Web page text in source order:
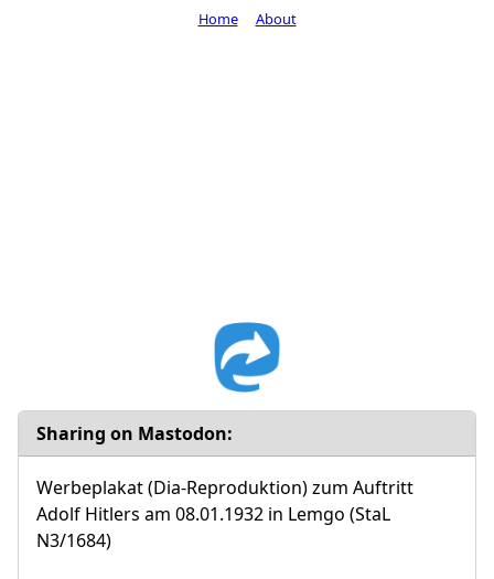
Sharing on Mastodon:
Werbeplakat (Dia-Reproduktion) zum Auftritt
Adolf Hitlers am 08.01.1932 in Lemgo (StaL
N3/1684)
Home About